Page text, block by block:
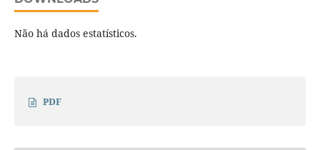
Não há dados estatísticos.
PDF